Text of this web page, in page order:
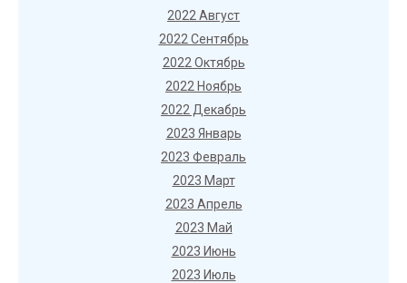
2022 Август
2022 Сентябрь
2022 Октябрь
2022 Ноябрь
2022 Декабрь
2023 Январь
2023 Февраль
2023 Март
2023 Апрель
2023 Май
2023 Июнь
2023 Июль